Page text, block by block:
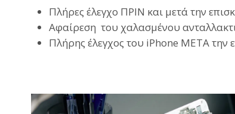
Πλήρες έλεγχο ΠΡΙΝ και μετά την
Αφαίρεση του χαλασμένου
Πλήρης έλεγχος του iPhone ΜΕΤΑ την